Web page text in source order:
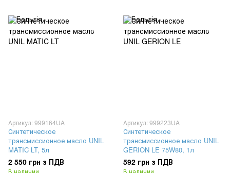
Артикул: 999164UA
Синтетическое
трансмиссионное масло UNIL
MATIC LT, 5л
2 550 грн з ПДВ
Артикул: 999223UA
Синтетическое
трансмиссионное масло UNIL
GERION LE 75W80, 1л
592 грн з ПДВ